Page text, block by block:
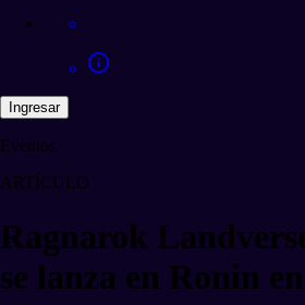
Ingresar
Eventos
ARTÍCULO
Ragnarok
se lanza en Ronin